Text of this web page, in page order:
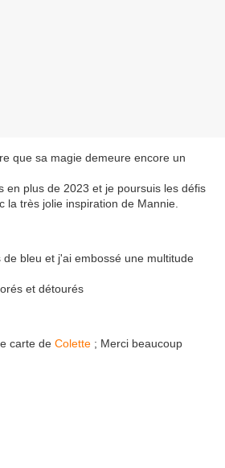
que sa magie demeure encore un
en plus de 2023 et je poursuis les défis
la très jolie inspiration de Mannie.
bleu et j'ai embossé une multitude
et détourés
carte de Colette ; Merci beaucoup